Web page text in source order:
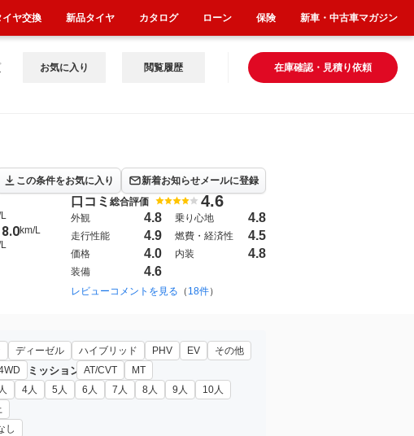
在庫確認・見積り依頼
お気に入り 閲覧履歴
この条件をお気に入り 新着お知らせメールに登録
km/L
口コミ 総合評価 4.6
外観 4.8 乗り心地 4.8
走行性能 4.9 燃費・経済性 4.5
価格 4.0 内装 4.8
装備 4.6
レビューコメントを見る （ 18件）
」ディーゼル ハイブリッド PHV EV その他
ミッション AT/CVT MT
4人 5人 6人 7人 8人 9人
10人
し
イヤ交換 新品タイヤ カタログ ローン 保険 新車・中古車マガジン